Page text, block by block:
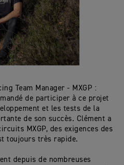
Team Manager - MXGP :
de participer à ce projet
et les tests de la
de son succès. Clément a
MXGP, des exigences des
toujours très rapide.
depuis de nombreuses